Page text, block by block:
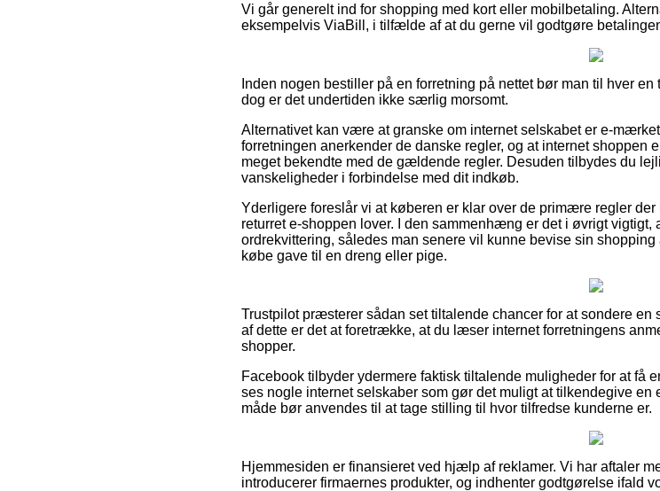
Vi går generelt ind for shopping med kort eller mobilbetaling.
eksempelvis ViaBill, i tilfælde af at du gerne vil godtgøre
Inden nogen bestiller på en forretning på nettet bør man til hver
dog er det undertiden ikke særlig morsomt.
Alternativet kan være at granske om internet selskabet er e-
forretningen anerkender de danske regler, og at internet shoppen
meget bekendte med de gældende regler. Desuden tilbydes du
vanskeligheder i forbindelse med dit indkøb.
Yderligere foreslår vi at køberen er klar over de primære regler
returret e-shoppen lover. I den sammenhæng er det i øvrigt
ordrekvittering, således man senere vil kunne bevise sin
købe gave til en dreng eller pige.
Trustpilot præsterer sådan set tiltalende chancer for at sondere en
af dette er det at foretrække, at du læser internet forretningens
shopper.
Facebook tilbyder ydermere faktisk tiltalende muligheder for at få
ses nogle internet selskaber som gør det muligt at tilkendegive
måde bør anvendes til at tage stilling til hvor tilfredse kunderne er.
Hjemmesiden er finansieret ved hjælp af reklamer. Vi har aftaler
introducerer firmaernes produkter, og indhenter godtgørelse ifald